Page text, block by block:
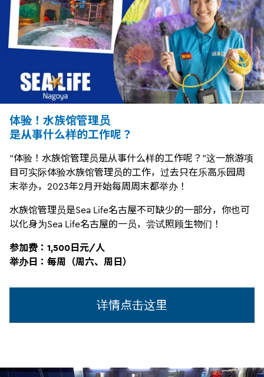
体验！水族馆管理员
是从事什么样的工作呢？
“体验！水族馆管理员是从事什么样的工作呢？”这一旅游项
目可实际体验水族馆管理员的工作，过去只在乐高乐园周
末举办，2023年2月开始每周周末都举办！
水族馆管理员是Sea Life名古屋不可缺少的一部分，你也可
以化身为Sea Life名古屋的一员，尝试照顾生物们！
参加费：1,500日元/人
举办日：每周（周六、周日）
详情点击这里